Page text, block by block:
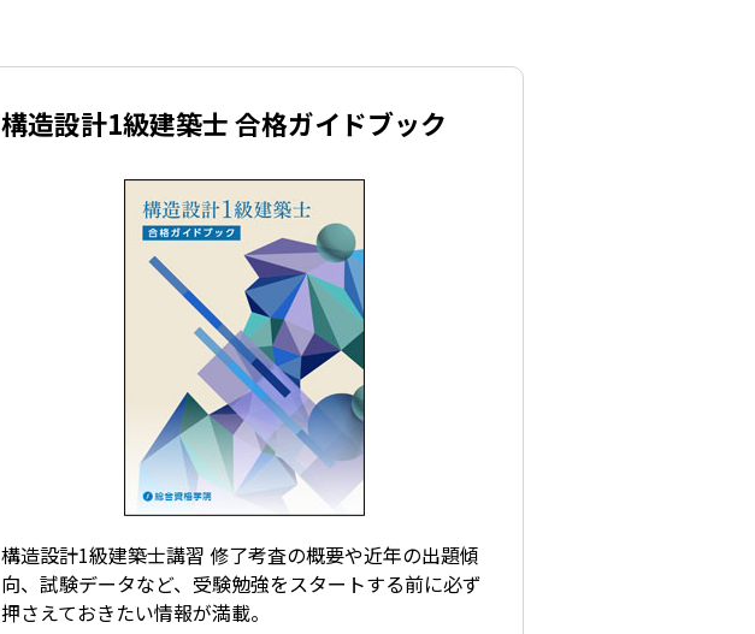
構造設計1級建築士 合格ガイドブック
構造設計1級建築士講習 修了考査の概要や近年の出題傾
向、試験データなど、受験勉強をスタートする前に必ず
押さえておきたい情報が満載。